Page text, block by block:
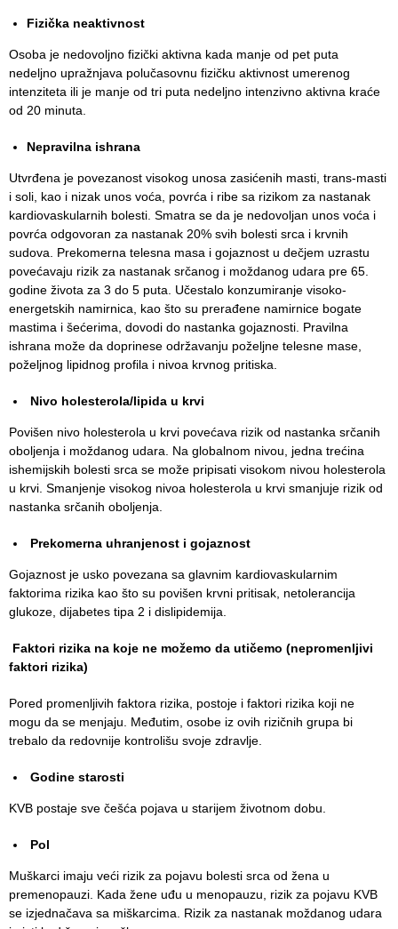
Fizička neaktivnost
Osoba je nedovolјno fizički aktivna kada manje od pet puta
nedelјno upražnjava polučasovnu fizičku aktivnost umerenog
intenziteta ili je manje od tri puta nedelјno intenzivno aktivna kraće
od 20 minuta.
Nepravilna ishrana
Utvrđena je povezanost visokog unosa zasićenih masti, trans-masti
i soli, kao i nizak unos voća, povrća i ribe sa rizikom za nastanak
kardiovaskularnih bolesti. Smatra se da je nedovolјan unos voća i
povrća odgovoran za nastanak 20% svih bolesti srca i krvnih
sudova. Prekomerna telesna masa i gojaznost u dečjem uzrastu
povećavaju rizik za nastanak srčanog i moždanog udara pre 65.
godine života za 3 do 5 puta. Učestalo konzumiranje visoko-
energetskih namirnica, kao što su prerađene namirnice bogate
mastima i šećerima, dovodi do nastanka gojaznosti. Pravilna
ishrana može da doprinese održavanju poželјne telesne mase,
poželјnog lipidnog profila i nivoa krvnog pritiska.
Nivo holesterola/lipida u krvi
Povišen nivo holesterola u krvi povećava rizik od nastanka srčanih
obolјenja i moždanog udara. Na globalnom nivou, jedna trećina
ishemijskih bolesti srca se može pripisati visokom nivou holesterola
u krvi. Smanjenje visokog nivoa holesterola u krvi smanjuje rizik od
nastanka srčanih obolјenja.
Prekomerna uhranjenost i gojaznost
Gojaznost je usko povezana sa glavnim kardiovaskularnim
faktorima rizika kao što su povišen krvni pritisak, netolerancija
glukoze, dijabetes tipa 2 i dislipidemija.
Faktori rizika na koje ne možemo da utičemo (nepromenlјivi
faktori rizika)
Pored promenlјivih faktora rizika, postoje i faktori rizika koji ne
mogu da se menjaju. Međutim, osobe iz ovih rizičnih grupa bi
trebalo da redovnije kontrolišu svoje zdravlјe.
Godine starosti
KVB postaje sve češća pojava u starijem životnom dobu.
Pol
Muškarci imaju veći rizik za pojavu bolesti srca od žena u
premenopauzi. Kada žene uđu u menopauzu, rizik za pojavu KVB
se izjednačava sa miškarcima. Rizik za nastanak moždanog udara
Finansije
nabavke
Kvalitet
zdravstvene
Dokumenta
ДОКУМЕНТА
ЗА
ЗАПОСЛЕНЕ
OGLASI I
KONKURSI
ZA
PACIJENTE
RASPORED
LEKARA
ZAKAZIVANJE
PREGLEDA
Item
USLUGE
PITANJA I
Zaštita
pacijenata
invaliditetom
Izaberite
lekara